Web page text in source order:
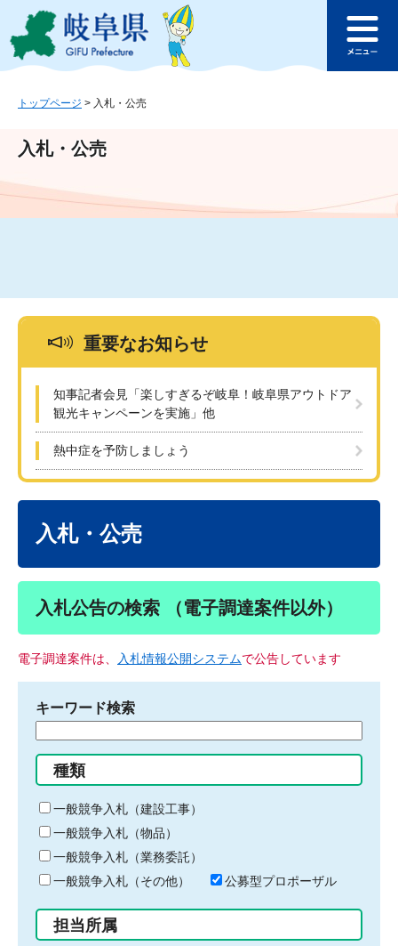
ジ
ュ
文
このページの本文へ
ュ
トップページ > 入札・公売
入札・公売
重要なお知らせ
知事記者会見「楽しすぎるぞ岐阜！岐阜県アウトドア
観光キャンペーンを実施」他
熱中症を予防しましょう
入札・公売
入札公告の検索 （電子調達案件以外）
電子調達案件は、 入札情報公開システムで公告しています
キーワード検索
る
キ
ー
ワ
ー
ド
入
力
種類
一般競争入札（建設工事）
一般競争入札（物品）
一般競争入札（業務委託）
一般競争入札（その他）
公募型プロポーザル
担当所属